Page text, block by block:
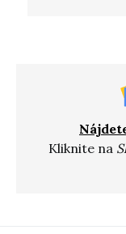
Kliknite na